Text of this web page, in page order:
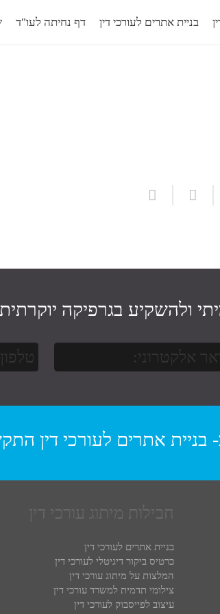
בניית אתרים לעורכי דין דף נחיתה לעו"ד
ולהשקיע בגרפיקה
בניית אתרים לעורכי דין
חבילות מיתוג עורכי דין
בניית אתרים לעורכי דין
כרטיס ביקור דיגיטלי לעורכי דין
המלצות על מיתוג עורכי דין
צילומי תדמית למשרד עורכי דין
עיצוב לפייסבוק לעורכי דין